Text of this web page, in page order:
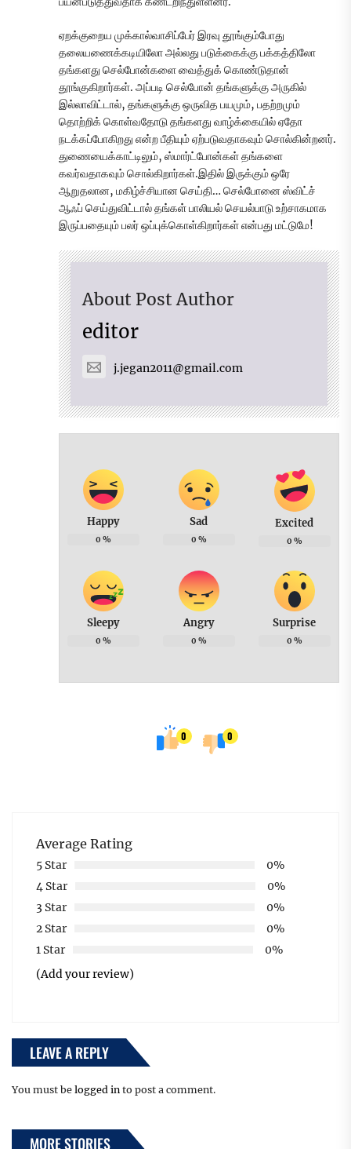
ஏறக்குறைய முக்கால்வாசிப்பேர் இரவு தூங்கும்போது
தலையணைக்கடியிலோ அல்லது படுக்கைக்கு பக்கத்திலோ
தங்களது செல்போன்களை வைத்துக் கொண்டுதான்
தூங்குகிறார்கள். அப்படி செல்போன் தங்களுக்கு அருகில்
இல்லாவிட்டால், தங்களுக்கு ஒருவித பயமும், பதற்றமும்
தொற்றிக் கொள்வதோடு தங்களது வாழ்க்கையில் ஏதோ
நடக்கப்போகிறது என்ற பீதியும் ஏற்படுவதாகவும் சொல்கின்றனர்.
துணையைக்காட்டிலும், ஸ்மார்ட்போன்கள் தங்களை
கவர்வதாகவும் சொல்கிறார்கள்.இதில் இருக்கும் ஒரே
ஆறுதலான, மகிழ்ச்சியான செய்தி… செல்போனை ஸ்விட்ச்
ஆஃப் செய்துவிட்டால் தங்கள் பாலியல் செயல்பாடு உற்சாகமாக
இருப்பதையும் பலர் ஒப்புக்கொள்கிறார்கள் என்பது மட்டுமே!
About Post Author
editor
j.jegan2011@gmail.com
Happy
0 %
Sad
0 %
Excited
0 %
Sleepy
0 %
Angry
0 %
Surprise
0 %
0 0
Average Rating
5 Star
0%
4 Star
0%
3 Star
0%
2 Star
0%
1 Star
0%
(Add your review)
LEAVE A REPLY
You must be logged in to post a comment.
MORE STORIES